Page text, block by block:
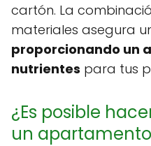
cartón. La
materiales asegura
proporcionando un
nutrientes para tus
¿Es posible
un